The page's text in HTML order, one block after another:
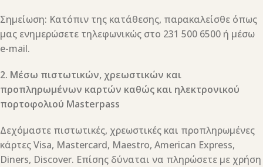
Σημείωση: Κατόπιν της κατάθεσης, παρακαλείσθε όπως
μας ενημερώσετε τηλεφωνικώς στο 231 500 6500 ή μέσω
e-mail.
2. Μέσω πιστωτικών, χρεωστικών και
προπληρωμένων καρτών καθώς και ηλεκτρονικού
πορτοφολιού Masterpass
Δεχόμαστε πιστωτικές, χρεωστικές και προπληρωμένες
κάρτες Visa, Mastercard, Maestro, American Express,
Diners, Discover. Επίσης δύναται να πληρώσετε με χρήση